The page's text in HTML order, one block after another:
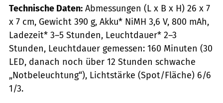
Technische Daten: Abmessungen (L x B x H) 26 x 7
x 7 cm, Gewicht 390 g, Akku* NiMH 3,6 V, 800 mAh,
Ladezeit* 3–5 Stunden, Leuchtdauer* 2–3
Stunden, Leuchtdauer gemessen: 160 Minuten (30
LED, danach noch über 12 Stunden schwache
„Notbeleuchtung“), Lichtstärke (Spot/Fläche) 6/6
1/3.